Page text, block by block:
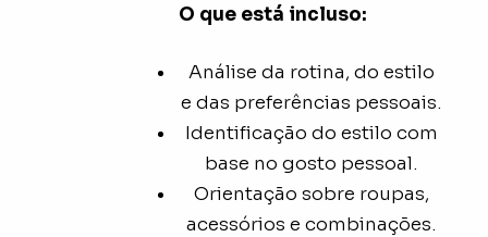
O que está incluso:
Análise da rotina, do estilo
e das preferências pessoais.
Identificação do estilo com
base no gosto pessoal.
Orientação sobre roupas,
acessórios e combinações.